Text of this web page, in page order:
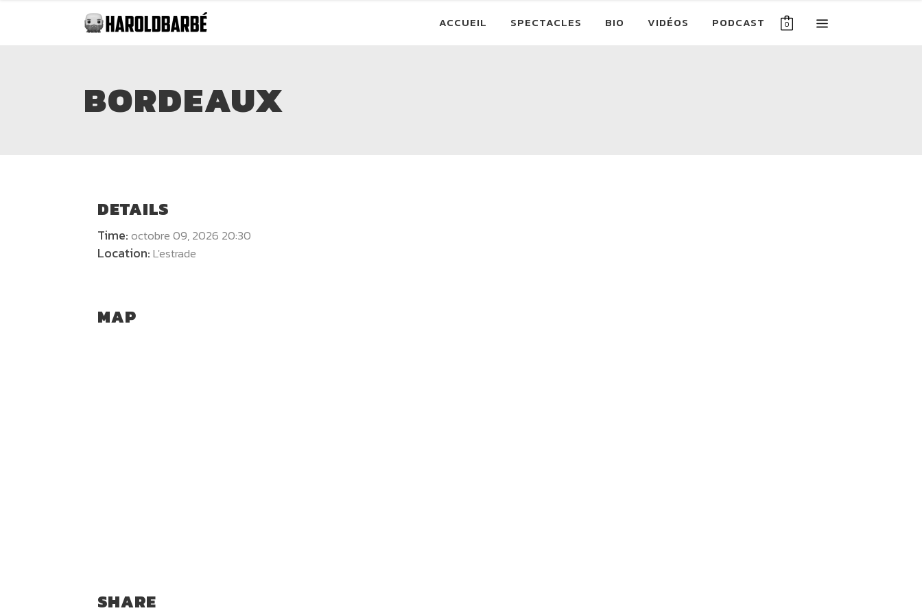
ACCUEIL SPECTACLES BIO VIDÉOS PODCAST 0
BORDEAUX
DETAILS
Time:octobre 09, 2026 20:30
Location:L'estrade
MAP
SHARE